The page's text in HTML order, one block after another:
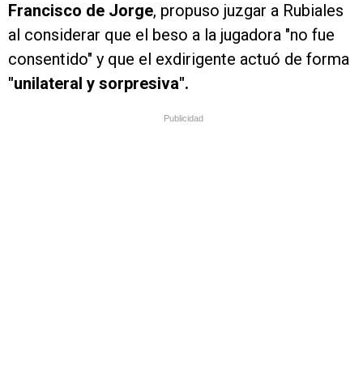
Francisco de Jorge, propuso juzgar a Rubiales
al considerar que el beso a la jugadora "no fue
consentido" y que el exdirigente actuó de forma
"unilateral y sorpresiva".
Publicidad